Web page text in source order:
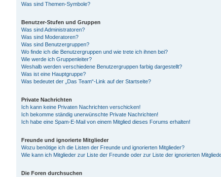
Was sind Themen-Symbole?
Benutzer-Stufen und Gruppen
Was sind Administratoren?
Was sind Moderatoren?
Was sind Benutzergruppen?
Wo finde ich die Benutzergruppen und wie trete ich ihnen bei?
Wie werde ich Gruppenleiter?
Weshalb werden verschiedene Benutzergruppen farbig dargestellt?
Was ist eine Hauptgruppe?
Was bedeutet der „Das Team“-Link auf der Startseite?
Private Nachrichten
Ich kann keine Privaten Nachrichten verschicken!
Ich bekomme ständig unerwünschte Private Nachrichten!
Ich habe eine Spam-E-Mail von einem Mitglied dieses Forums erhalten!
Freunde und ignorierte Mitglieder
Wozu benötige ich die Listen der Freunde und ignorierten Mitglieder?
Wie kann ich Mitglieder zur Liste der Freunde oder zur Liste der ignorierten
Die Foren durchsuchen